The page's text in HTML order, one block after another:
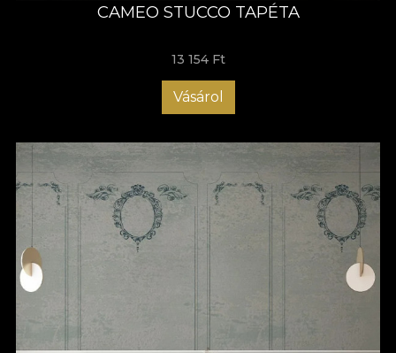
CAMEO STUCCO TAPÉTA
13 154 Ft
Vásárol